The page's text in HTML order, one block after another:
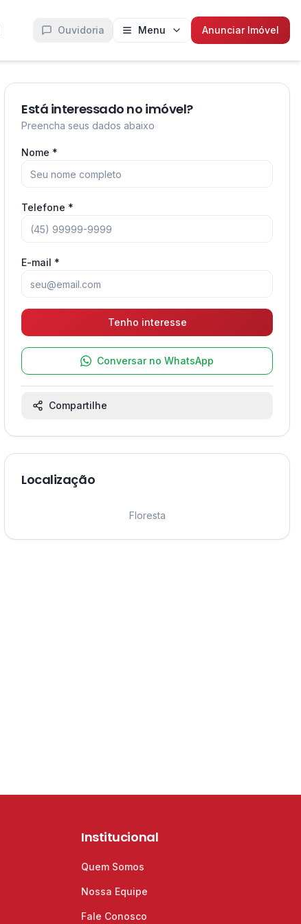
Ouvidoria Menu Anunciar Imóvel
Está interessado no imóvel?
Preencha seus dados abaixo
Nome *
Telefone *
E-mail *
Tenho interesse
Conversar no WhatsApp
Compartilhe
Localização
Floresta
Institucional
Quem Somos
Nossa Equipe
Fale Conosco